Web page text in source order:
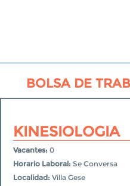
BOLSA DE
KINESIOLOGIA
Vacantes: 0
Horario Laboral: Se Conversa
Localidad: Villa Gese